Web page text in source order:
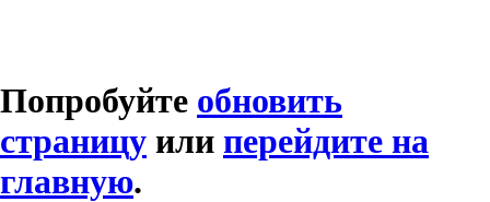
Попробуйте обновить
страницу или перейдите на
главную.